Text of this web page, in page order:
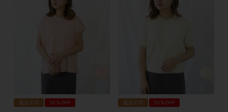
返品不可 50％OFF 返品不可 50％OFF